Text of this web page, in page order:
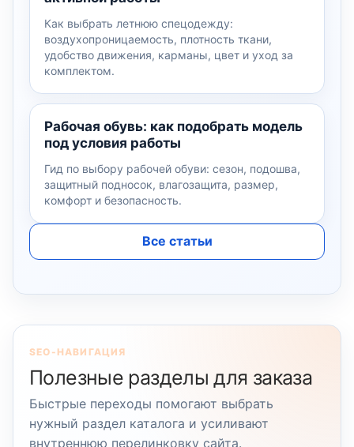
Как выбрать летнюю спецодежду:
воздухопроницаемость, плотность ткани,
удобство движения, карманы, цвет и уход за
комплектом.
Рабочая обувь: как подобрать модель
под условия работы
Гид по выбору рабочей обуви: сезон, подошва,
защитный подносок, влагозащита, размер,
комфорт и безопасность.
Все статьи
SEO-НАВИГАЦИЯ
Полезные разделы для заказа
Быстрые переходы помогают выбрать
нужный раздел каталога и усиливают
внутреннюю перелинковку сайта.